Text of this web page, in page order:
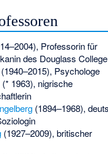
Professorin für
des Douglass College
Psychologe
(* 1963), nigrische
(1894–1968),
(1927–2009), britischer